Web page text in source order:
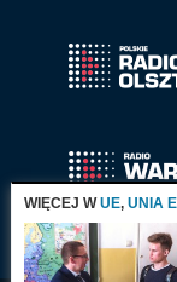
WIĘCEJ WUE, UNIA